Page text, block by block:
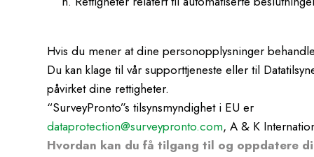
Hvis du mener at dine personopplysninger
Du kan klage til vår supporttjeneste eller til
påvirket dine rettigheter.
“SurveyPronto”s tilsynsmyndighet i EU er
dataprotection@surveypronto.com, A & K
Hvordan kan du få tilgang til og oppdatere